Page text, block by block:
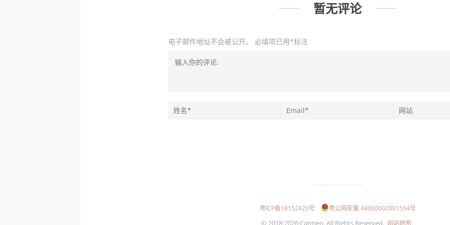
暂无评论
电子邮件地址不会被公开。 必填项已用*标注
粤ICP备18152420号 粤公网安备 44060602001554号
© 2018-2026 Carmen. All Rights Reserved.